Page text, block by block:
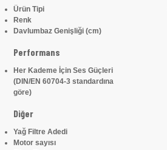
Ürün Tipi
Renk
Davlumbaz Genişliği (cm)
Performans
Her Kademe İçin Ses Güçleri
(DIN/EN 60704-3 standardına
göre)
Diğer
Yağ Filtre Adedi
Motor sayısı